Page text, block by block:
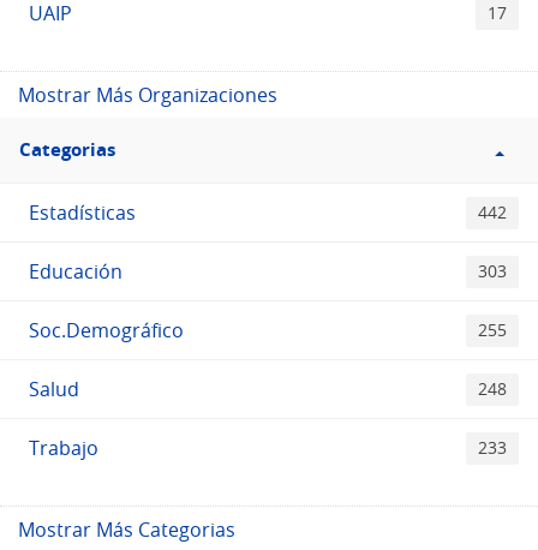
UAIP 17
Mostrar Más Organizaciones
Filtro
Categorias
Categorias
Estadísticas 442
Educación 303
Soc.Demográfico 255
Salud 248
Trabajo 233
Mostrar Más Categorias